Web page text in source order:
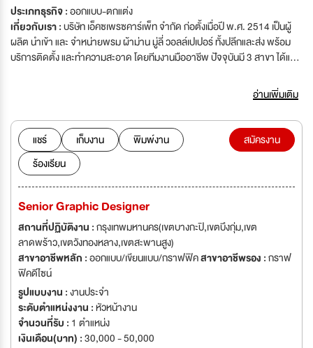
ประเภทธุรกิจ :ออกแบบ-ตกแต่ง
เกี่ยวกับเรา :บริษัท เอ็คซเพรซคาร์เพ็ท จำกัด ก่อตั้งเมื่อปี พ.ศ. 2514 เป็นผู้
ผลิต นำเข้า และ จำหน่ายพรม ผ้าม่าน มู่ลี่ วอลล์เปเปอร์ ทั้งปลีกและส่ง พร้อม
บริการติดตั้ง และทำความสะอาด โดยทีมงานมืออาชีพ ปัจจุบันมี 3 สาขา ได้แก่
อ่านเพิ่มเติม
แชร์ เก็บงาน
พิมพ์งาน
ร้องเรียน
สมัครงาน
Senior Graphic Designer
สถานที่ปฏิบัติงาน :กรุงเทพมหานคร(เขตบางกะปิ,เขตบึงกุ่ม,เขต
ลาดพร้าว,เขตวังทองหลาง,เขตสะพานสูง)
สาขาอาชีพหลัก :ออกแบบ/เขียนแบบ/กราฟฟิคสาขาอาชีพรอง :กราฟ
ฟิคดีไซน์
รูปแบบงาน :งานประจำ
ระดับตำแหน่งงาน :หัวหน้างาน
จำนวนที่รับ : 1 ตำแหน่ง
เงินเดือน(บาท) :30,000 - 50,000